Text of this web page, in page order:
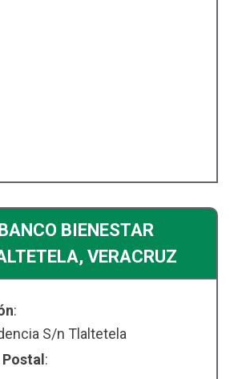
BIENESTAR
VERACRUZ
:
S/n Tlaltetela
: